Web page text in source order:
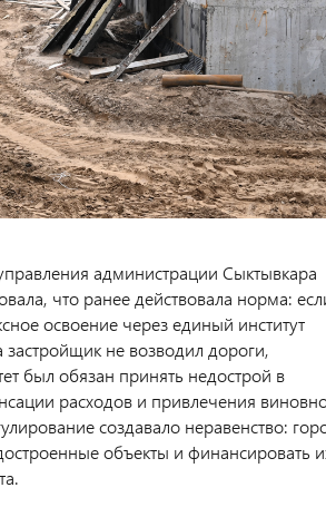
администрации Сыктывкара
что ранее действовала норма:
освоение через единый институт
не возводил дороги,
был обязан принять недострой в
расходов и привлечения
создавало неравенство:
объекты и финансировать